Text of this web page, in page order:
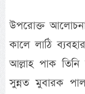
উপরোক্ত আলোচনা
কালে লাঠি
আল্লাহ পাক তিনি
সুন্নত মুবারক